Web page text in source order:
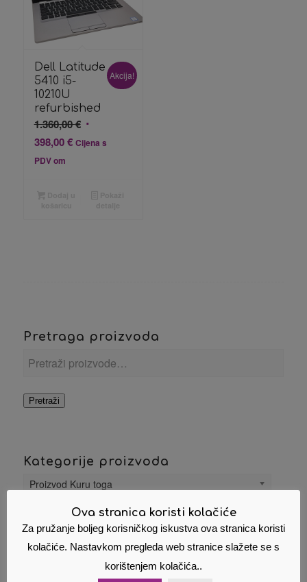
Dell Latitude
5410 i5-
10210U
refurbished
1.360,00€ Izvorna
cijena
398,00€Trenutna
Cijena s
PDV om
Akcija!
Pretraga proizvoda
Pretraži
Kategorije proizvoda
Proizvod Kuru toga
Proizvod FormatOva stranica koristi kolačiće
Za pružanje boljeg korisničkog iskustva ova stranica koristi
kolačiće. Nastavkom pregleda web stranice slažete se s
korištenjem kolačića..